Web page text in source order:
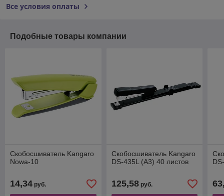
Все условия оплаты
Подобные товары компании
Скобосшиватель Kangaro
Nowa-10
14,34 руб.
Скобосшиватель Kangaro
DS-435L (А3) 40 листов
125,58руб.